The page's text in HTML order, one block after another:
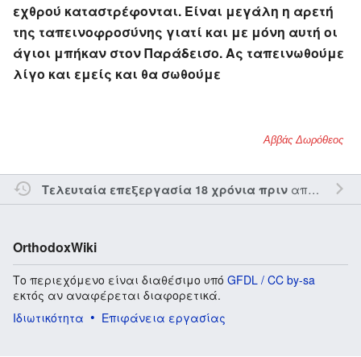
εχθρού καταστρέφονται. Είναι μεγάλη η αρετή
της ταπεινοφροσύνης γιατί και με μόνη αυτή οι
άγιοι μπήκαν στον Παράδεισο. Ας ταπεινωθούμε
λίγο και εμείς και θα σωθούμε
Αββάς Δωρόθεος
Τελευταία επεξεργασία 18 χρόνια πριναπό τον την
OrthodoxWiki
Το περιεχόμενο είναι διαθέσιμο υπό GFDL / CC by-sa
εκτός αν αναφέρεται διαφορετικά.
Ιδιωτικότητα
Επιφάνεια εργασίας